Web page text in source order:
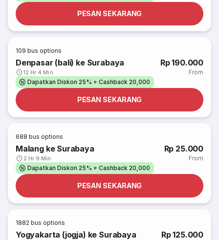
PESAN SEKARANG
109 bus options
Denpasar (bali) ke Surabaya
12 Hr 4 Min
Rp 190.000
From
Dapatkan Diskon 25% + Cashback 20,000
PESAN SEKARANG
688 bus options
Malang ke Surabaya
2 Hr 9 Min
Rp 25.000
From
Dapatkan Diskon 25% + Cashback 20,000
PESAN SEKARANG
1882 bus options
Yogyakarta (jogja) ke Surabaya Rp 125.000